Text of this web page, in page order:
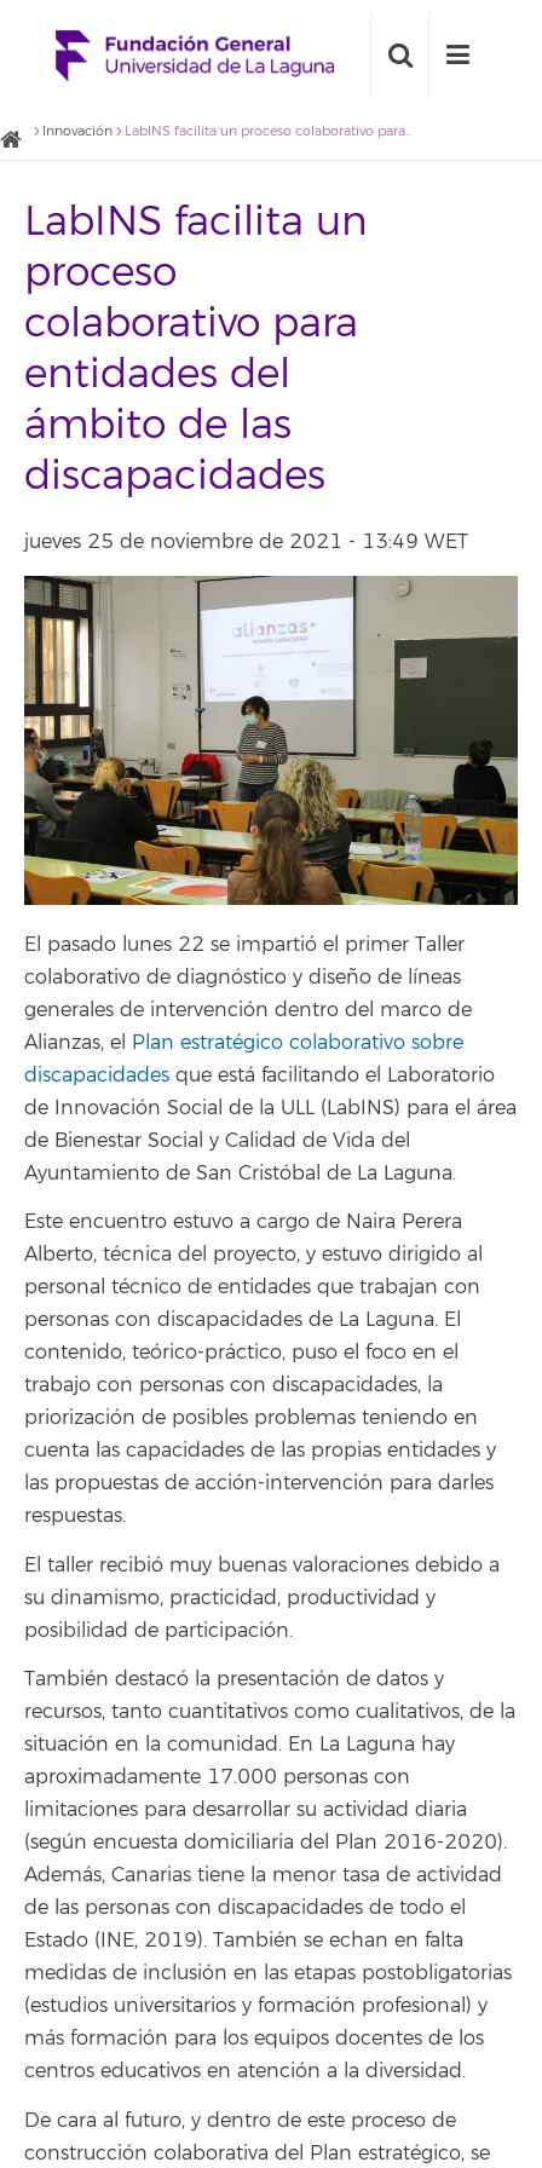
Innovación LabINS facilita un proceso colaborativo para entidades del ámbito de las discapacidades
LabINS facilita un
proceso
colaborativo para
entidades del
ámbito de las
discapacidades
jueves 25 de noviembre de 2021 - 13:49 WET
El pasado lunes 22 se impartió el primer Taller
colaborativo de diagnóstico y diseño de líneas
generales de intervención dentro del marco de
Alianzas, el Plan estratégico colaborativo sobre
discapacidades que está facilitando el Laboratorio
de Innovación Social de la ULL (LabINS) para el área
de Bienestar Social y Calidad de Vida del
Ayuntamiento de San Cristóbal de La Laguna.
Este encuentro estuvo a cargo de Naira Perera
Alberto, técnica del proyecto, y estuvo dirigido al
personal técnico de entidades que trabajan con
personas con discapacidades de La Laguna. El
contenido, teórico-práctico, puso el foco en el
trabajo con personas con discapacidades, la
priorización de posibles problemas teniendo en
cuenta las capacidades de las propias entidades y
las propuestas de acción-intervención para darles
respuestas.
El taller recibió muy buenas valoraciones debido a
su dinamismo, practicidad, productividad y
posibilidad de participación.
También destacó la presentación de datos y
recursos, tanto cuantitativos como cualitativos, de la
situación en la comunidad. En La Laguna hay
aproximadamente 17.000 personas con
limitaciones para desarrollar su actividad diaria
(según encuesta domiciliaria del Plan 2016-2020).
Además, Canarias tiene la menor tasa de actividad
de las personas con discapacidades de todo el
Estado (INE, 2019). También se echan en falta
medidas de inclusión en las etapas postobligatorias
(estudios universitarios y formación profesional) y
más formación para los equipos docentes de los
centros educativos en atención a la diversidad.
De cara al futuro, y dentro de este proceso de
construcción colaborativa del Plan estratégico, se